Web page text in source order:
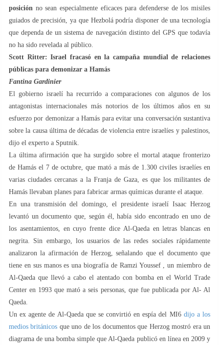
posición no sean especialmente eficaces para defenderse de los misiles
guiados de precisión, ya que Hezbolá podría disponer de una tecnología
que dependa de un sistema de navegación distinto del GPS que todavía
no ha sido revelada al público.
Scott Ritter: Israel fracasó en la campaña mundial de relaciones
públicas para demonizar a Hamás
Fantina Gardinier
El gobierno israelí ha recurrido a comparaciones con algunos de los
antagonistas internacionales más notorios de los últimos años en su
esfuerzo por demonizar a Hamás para evitar una conversación sustantiva
sobre la causa última de décadas de violencia entre israelíes y palestinos,
dijo el experto a Sputnik.
La última afirmación que ha surgido sobre el mortal ataque fronterizo
de Hamás el 7 de octubre, que mató a más de 1.300 civiles israelíes en
varias ciudades cercanas a la Franja de Gaza, es que los militantes de
Hamás llevaban planes para fabricar armas químicas durante el ataque.
En una transmisión del domingo, el presidente israelí Isaac Herzog
levantó un documento que, según él, había sido encontrado en uno de
los asentamientos, en cuyo frente dice Al-Qaeda en letras blancas en
negrita. Sin embargo, los usuarios de las redes sociales rápidamente
analizaron la afirmación de Herzog, señalando que el documento que
tiene en sus manos es una biografía de Ramzi Youssef , un miembro de
Al-Qaeda que llevó a cabo el atentado con bomba en el World Trade
Center en 1993 que mató a seis personas, que fue publicada por Al- Al
Qaeda.
Un ex agente de Al-Qaeda que se convirtió en espía del MI6 dijo a los
medios británicos que uno de los documentos que Herzog mostró era un
diagrama de una bomba simple que Al-Qaeda publicó en línea en 2009 y